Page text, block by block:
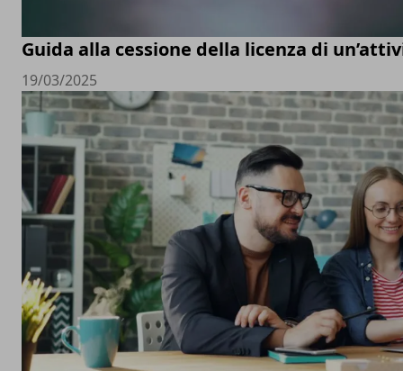
Guida alla cessione della licenza di
19/03/2025